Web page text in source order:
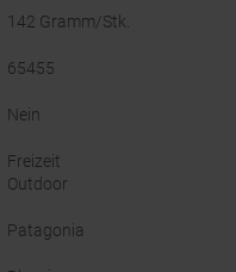
142 Gramm/Stk.
65455
Nein
Freizeit
Outdoor
Patagonia